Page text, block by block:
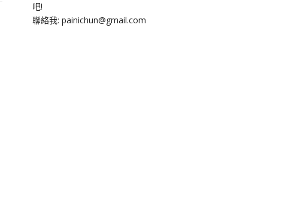
吧!
聯絡我: painichun@gmail.com